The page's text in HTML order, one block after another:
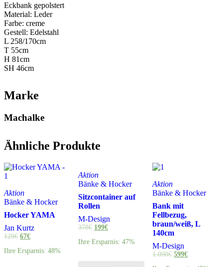
Eckbank gepolstert
Material: Leder
Farbe: creme
Gestell: Edelstahl
L 258/170cm
T 55cm
H 81cm
SH 46cm
Marke
Machalke
Ähnliche Produkte
Aktion
Bänke & Hocker
Hocker YAMA
Jan Kurtz
129€ 67€
Ihre Ersparnis: 48%
Aktion
Bänke & Hocker
Sitzcontainer auf
Rollen
M-Design
378€ 199€
Ihre Ersparnis: 47%
Aktion
Bänke & Hocker
Bank mit
Fellbezug,
braun/weiß, L
140cm
M-Design
1.098€ 599€